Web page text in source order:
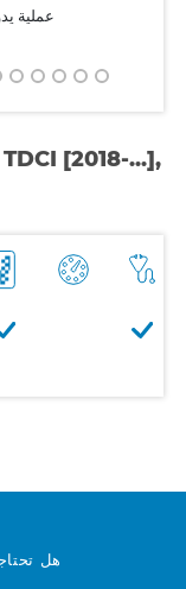
عملية
[2018-...],
هل